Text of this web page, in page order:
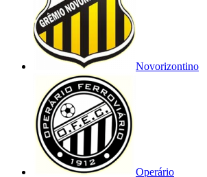
Novorizontino
Operário